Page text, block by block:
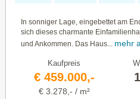
In sonniger Lage, eingebettet am
sich dieses charmante
und Ankommen. Das Haus...
mehr
Kaufpreis
€ 459.000,-
€ 3.278,- / m²